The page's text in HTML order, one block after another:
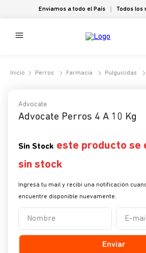
Enviamos a todo el País Todos los
Perros Farmacia Pulguicidas
Advocate
Advocate Perros 4 A 10 Kg
Enviar